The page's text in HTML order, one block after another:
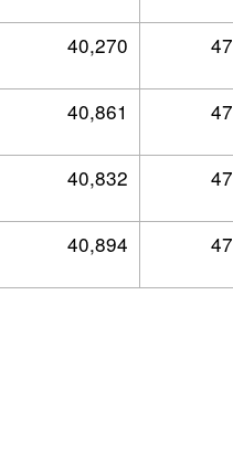
40,270
40,861
40,832
40,894